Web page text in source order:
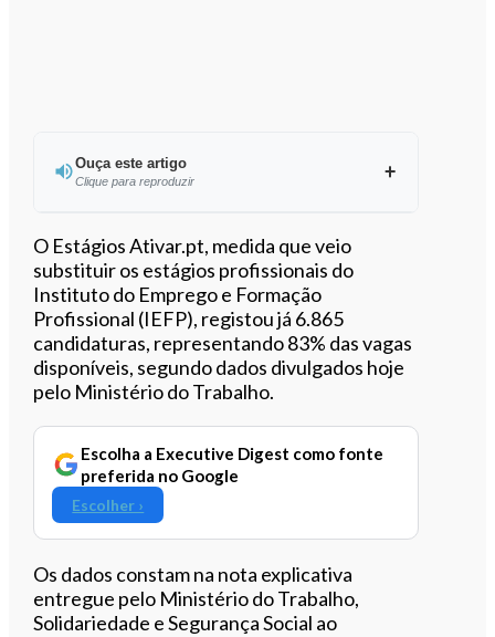
Ouça este artigo
Clique para reproduzir
Ouvir este artigo
O Estágios Ativar.pt, medida que veio
substituir os estágios profissionais do
Instituto do Emprego e Formação
Profissional (IEFP), registou já 6.865
candidaturas, representando 83% das vagas
disponíveis, segundo dados divulgados hoje
pelo Ministério do Trabalho.
Escolha a Executive Digest como fonte
preferida no Google
Escolher ›
Os dados constam na nota explicativa
entregue pelo Ministério do Trabalho,
Solidariedade e Segurança Social ao